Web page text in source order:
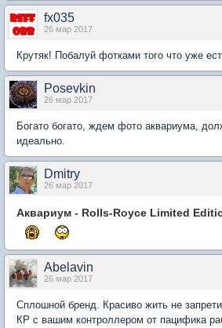
fx035
26 мар 2017
Крутяк! Побалуй фотками того что уже
Posevkin
26 мар 2017
Богато богато, ждем фото аквариума,
идеально.
Dmitry
26 мар 2017
Аквариум - Rolls-Royce Limited
Abelavin
26 мар 2017
Сплошной бренд. Красиво жить не
КР с вашим контроллером от пацифика